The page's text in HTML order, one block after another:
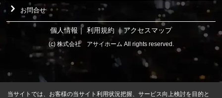
お問合せ
個人情報 ｜ 利用規約 ｜アクセスマップ
(c) 株式会社 アサイホーム All rights reserved.
当サイトでは、お客様の当サイト利用状況把握、サービス向上検討を目的と